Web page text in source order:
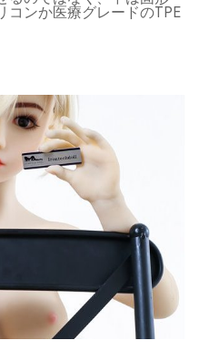
コンか医療グレードのTPE